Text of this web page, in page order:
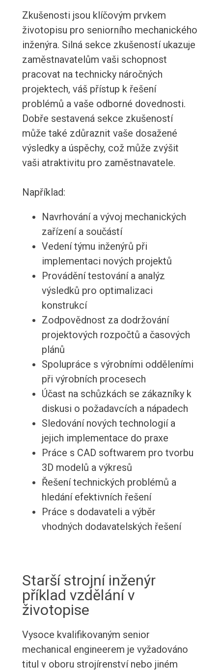
Zkušenosti jsou klíčovým prvkem
životopisu pro seniorního mechanického
inženýra. Silná sekce zkušeností ukazuje
zaměstnavatelům vaši schopnost
pracovat na technicky náročných
projektech, váš přístup k řešení
problémů a vaše odborné dovednosti.
Dobře sestavená sekce zkušeností
může také zdůraznit vaše dosažené
výsledky a úspěchy, což může zvýšit
vaši atraktivitu pro zaměstnavatele.
Například:
Navrhování a vývoj mechanických
zařízení a součástí
Vedení týmu inženýrů při
implementaci nových projektů
Provádění testování a analýz
výsledků pro optimalizaci
konstrukcí
Zodpovědnost za dodržování
projektových rozpočtů a časových
plánů
Spolupráce s výrobními odděleními
při výrobních procesech
Účast na schůzkách se zákazníky k
diskusi o požadavcích a nápadech
Sledování nových technologií a
jejich implementace do praxe
Práce s CAD softwarem pro tvorbu
3D modelů a výkresů
Řešení technických problémů a
hledání efektivních řešení
Práce s dodavateli a výběr
vhodných dodavatelských řešení
Starší strojní inženýr
příklad vzdělání v
životopise
Vysoce kvalifikovaným senior
mechanical engineerem je vyžadováno
titul v oboru strojírenství nebo jiném